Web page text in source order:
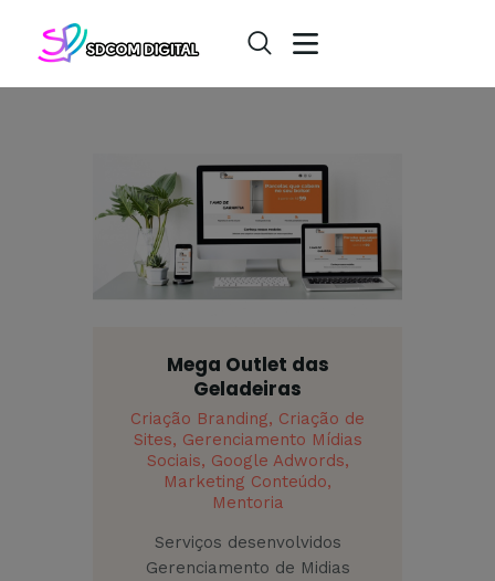
Mega Outlet das
Geladeiras
Criação Branding, Criação de
Sites, Gerenciamento Mídias
Sociais, Google Adwords,
Marketing Conteúdo,
Mentoria
Serviços desenvolvidos
Gerenciamento de Midias